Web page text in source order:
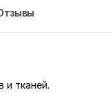
и тканей.